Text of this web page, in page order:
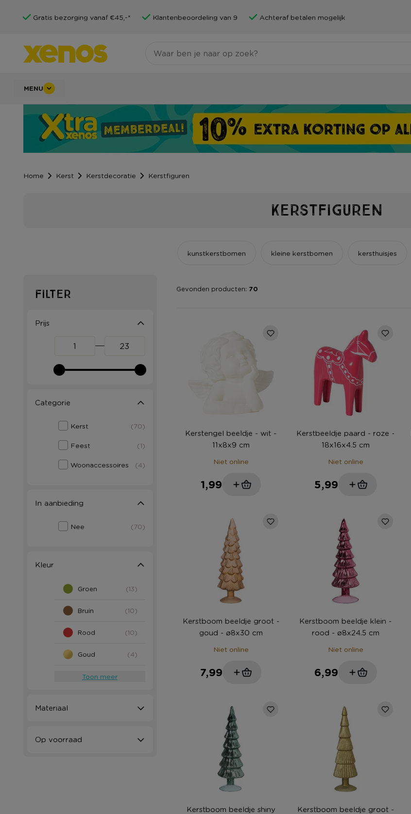
Gratis bezorging vanaf €45,-* Klantenbeoordeling van 9 Achteraf betalen mogelijk
MENU
Home Kerst Kerstdecoratie Kerstfiguren
Kerstfiguren
kunstkerstbomen kleine kerstbomen kersthuisjes
Filter
Prijs
Categorie
Kerst (70)
Feest (1)
Woonaccessoires (4)
In aanbieding
Nee (70)
Kleur
Groen (13)
Bruin (10)
Rood (10)
Goud (4)
Toon meer
Materiaal
Op voorraad
Gevonden producten: 70
Kerstengel beeldje - wit -
11x8x9 cm
Niet online
1,99
Kerstbeeldje paard - roze -
18x16x4.5 cm
Niet online
5,99
Kerstboom beeldje groot -
goud - ø8x30 cm
Niet online
7,99
Kerstboom beeldje klein -
rood - ø8x24.5 cm
Niet online
6,99
Kerstboom beeldje shiny
Kerstboom beeldje groot -